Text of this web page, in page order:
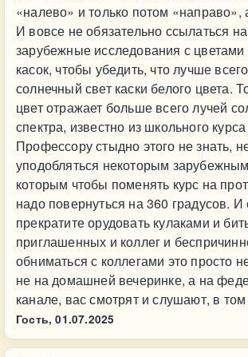
«налево» и только потом «направо»,
И вовсе не обязательно ссылаться
зарубежные исследования с цветами
касок, чтобы убедить, что лучше
солнечный свет каски белого цвета.
цвет отражает больше всего лучей
спектра, известно из школьного
Профессору стыдно этого не знать,
уподобляться некоторым
которым чтобы поменять курс на
надо повернуться на 360 градусов.
прекратите орудовать кулаками и
приглашенных и коллег и
обниматься с коллегами это просто
не на домашней вечеринке, а на
канале, вас смотрят и слушают, в том
Гость, 01.07.2025